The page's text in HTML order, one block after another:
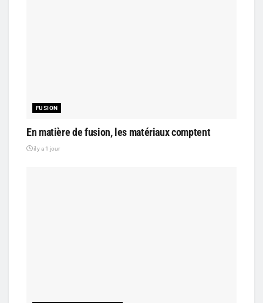
FUSION
En matière de fusion, les matériaux comptent
il y a 1 jour